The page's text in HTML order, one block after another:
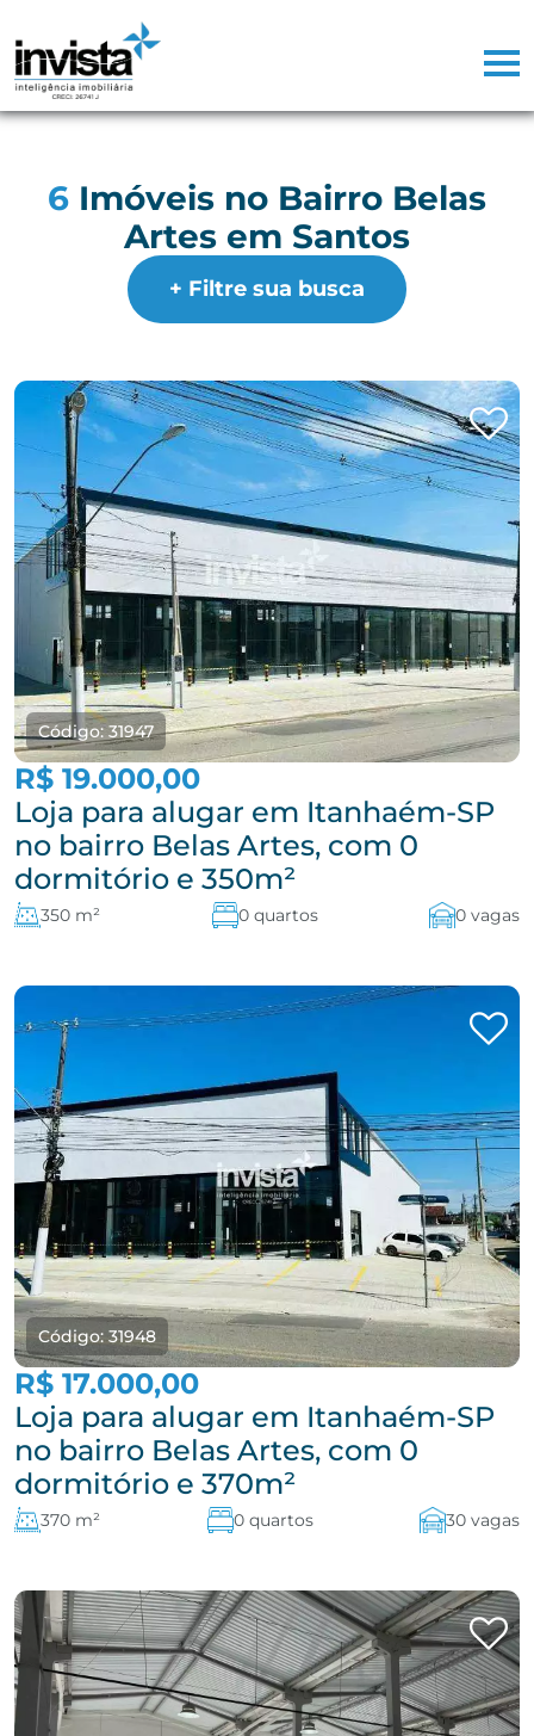
6 Imóveis no Bairro Belas
Artes em Santos
+ Filtre sua busca
Código: 31947
R$ 19.000,00
Loja para alugar em Itanhaém-SP
no bairro Belas Artes, com 0
dormitório e 350m²
350 m² 0 quartos 0 vagas
Código: 31948
R$ 17.000,00
Loja para alugar em Itanhaém-SP
no bairro Belas Artes, com 0
dormitório e 370m²
370 m² 0 quartos 30 vagas